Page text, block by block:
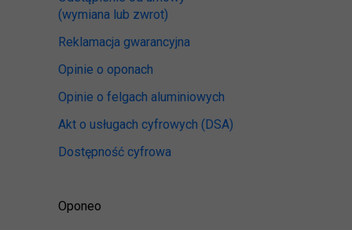
(wymiana lub zwrot)
Reklamacja gwarancyjna
Opinie o oponach
Opinie o felgach aluminiowych
Akt o usługach cyfrowych (DSA)
Dostępność cyfrowa
Oponeo